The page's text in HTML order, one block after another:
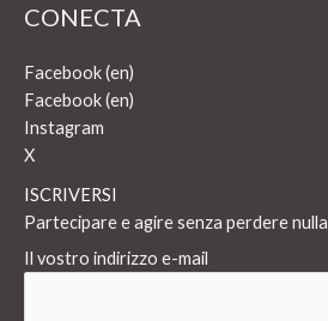
CONECTA
Facebook (en)
Facebook (en)
Instagram
X
ISCRIVERSI
Partecipare e agire senza perdere nulla
Il vostro indirizzo e-mail